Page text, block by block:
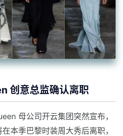
创意总监确认离职
母公司开云集团突然宣布，
本季巴黎时装周大秀后离职，